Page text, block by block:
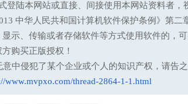
登陆本网站或直接、间接使用本网站资料者，
中华人民共和国计算机软件保护条例》第
示、传输或者存储软件等方式使用软件的，
购买正版授权！
意中侵犯了某个企业或个人的知识产权，请告之
www.mvpxo.com/thread-2864-1-1.html